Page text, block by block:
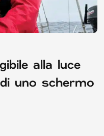
alla luce
uno schermo